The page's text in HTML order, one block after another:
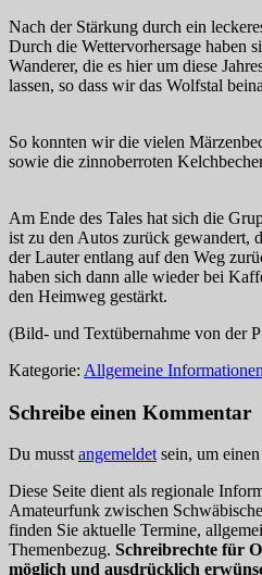
Nach der Stärkung durch ein
Durch die Wettervorhersage haben
Wanderer, die es hier um diese
lassen, so dass wir das Wolfstal
So konnten wir die vielen
sowie die zinnoberroten
Am Ende des Tales hat sich die
ist zu den Autos zurück gewandert,
der Lauter entlang auf den Weg
haben sich dann alle wieder bei
den Heimweg gestärkt.
(Bild- und Textübernahme von der
Kategorie: Allgemeine Informationen
Schreibe einen Kommentar
Du musst angemeldet sein, um
Diese Seite dient als regionale
Amateurfunk zwischen
finden Sie aktuelle Termine,
Themenbezug. Schreibrechte für
möglich und ausdrücklich